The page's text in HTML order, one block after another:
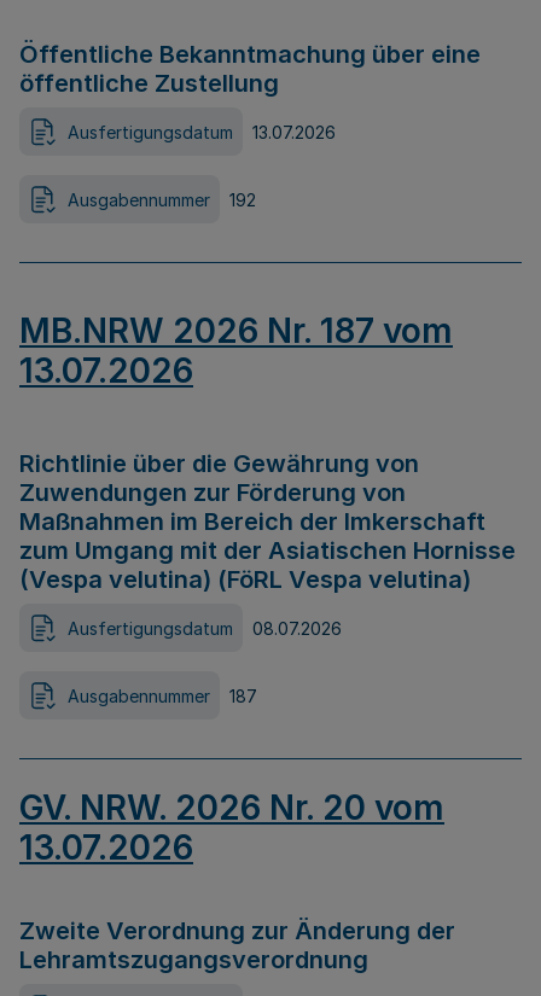
Öffentliche Bekanntmachung über eine
öffentliche Zustellung
Ausfertigungsdatum 13.07.2026
Ausgabennummer 192
MB.NRW 2026 Nr. 187 vom
13.07.2026
Richtlinie über die Gewährung von
Zuwendungen zur Förderung von
Maßnahmen im Bereich der Imkerschaft
zum Umgang mit der Asiatischen Hornisse
(Vespa velutina) (FöRL Vespa velutina)
Ausfertigungsdatum 08.07.2026
Ausgabennummer 187
GV. NRW. 2026 Nr. 20 vom
13.07.2026
Zweite Verordnung zur Änderung der
Lehramtszugangsverordnung